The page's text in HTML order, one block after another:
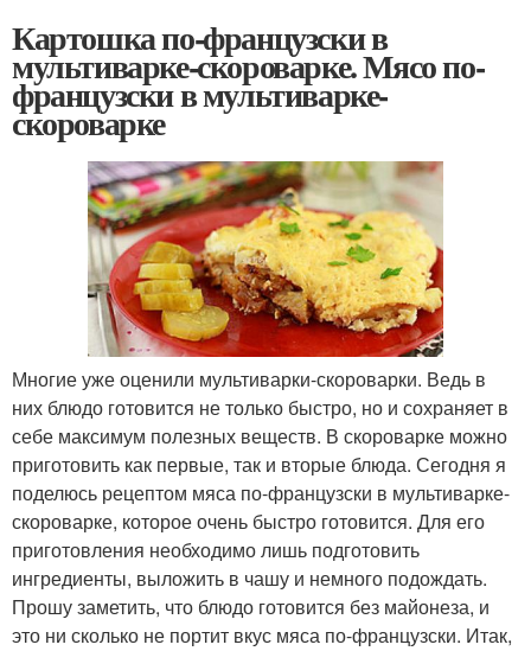
Картошка по-французски в
мультиварке-скороварке. Мясо по-
французски в мультиварке-
скороварке
Многие уже оценили мультиварки-скороварки. Ведь в
них блюдо готовится не только быстро, но и сохраняет в
себе максимум полезных веществ. В скороварке можно
приготовить как первые, так и вторые блюда. Сегодня я
поделюсь рецептом мяса по-французски в мультиварке-
скороварке, которое очень быстро готовится. Для его
приготовления необходимо лишь подготовить
ингредиенты, выложить в чашу и немного подождать.
Прошу заметить, что блюдо готовится без майонеза, и
это ни сколько не портит вкус мяса по-французски. Итак,